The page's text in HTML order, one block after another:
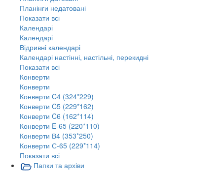
Планінги недатовані
Показати всі
Календарі
Календарі
Відривні календарі
Календарі настінні, настільні, перекидні
Показати всі
Конверти
Конверти
Конверти C4 (324*229)
Конверти C5 (229*162)
Конверти C6 (162*114)
Конверти E-65 (220*110)
Конверти В4 (353*250)
Конверти С-65 (229*114)
Показати всі
Папки та архіви